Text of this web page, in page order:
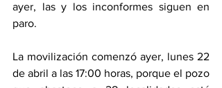
ayer, las y los inconformes siguen en
paro.
La movilización comenzó ayer, lunes 22
de abril a las 17:00 horas, porque el pozo